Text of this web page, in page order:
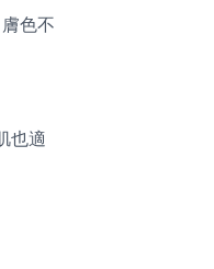
色不
也適